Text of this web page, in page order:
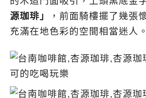
源珈琲」
，前面騎樓擺了幾張
充滿在地色彩的空間相當迷人。